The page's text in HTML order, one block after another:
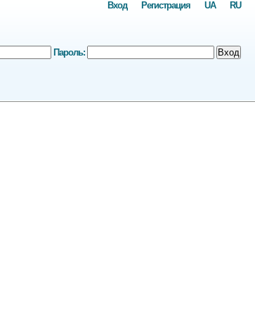
RU
UA
Регистрация
Вход
Пароль: Вход